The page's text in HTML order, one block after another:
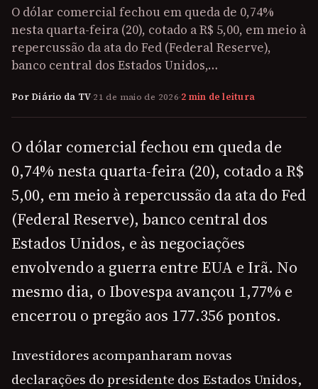
O dólar comercial fechou em queda de 0,74%
nesta quarta-feira (20), cotado a R$ 5,00, em meio à
repercussão da ata do Fed (Federal Reserve),
banco central dos Estados Unidos,…
Por Diário da TV·21 de maio de 2026·2 min de leitura
O dólar comercial fechou em queda de
0,74% nesta quarta-feira (20), cotado a R$
5,00, em meio à repercussão da ata do Fed
(Federal Reserve), banco central dos
Estados Unidos, e às negociações
envolvendo a guerra entre EUA e Irã. No
mesmo dia, o Ibovespa avançou 1,77% e
encerrou o pregão aos 177.356 pontos.
Investidores acompanharam novas
declarações do presidente dos Estados Unidos,